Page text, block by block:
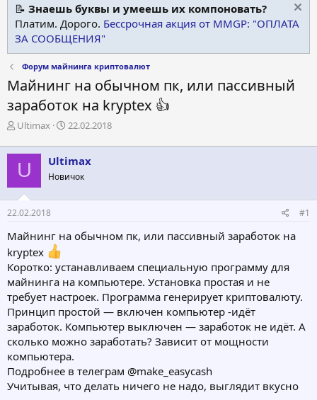
📝 Знаешь буквы и умеешь их компоновать?
Платим. Дорого. Бессрочная акция от MMGP: "ОПЛАТА
ЗА СООБЩЕНИЯ"
Форум майнинга криптовалют
Майнинг на обычном пк, или пассивный
заработок на kryptex 👍
А
т
о
р
т
е
м
Ultimax
Д
т
а
н
ч
а
22.02.2018
U Ultimax
Новичок
22.02.2018 #1
Майнинг на обычном пк, или пассивный заработок на
kryptex
Коротко: устанавливаем специальную программу для
майнинга на компьютере. Установка простая и не
требует настроек. Программа генерирует криптовалюту.
Принцип простой — включен компьютер -идёт
заработок. Компьютер выключен — заработок не идёт. А
сколько можно заработать? Зависит от мощности
компьютера.
Подробнее в телеграм @make_easycash
Учитывая, что делать ничего не надо, выглядит вкусно